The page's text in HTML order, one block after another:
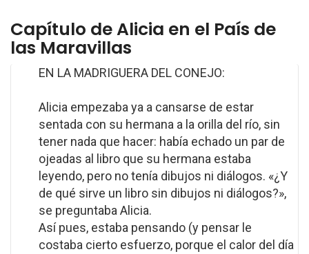
Capítulo de Alicia en el País de
las Maravillas
EN LA MADRIGUERA DEL CONEJO:
Alicia empezaba ya a cansarse de estar
sentada con su hermana a la orilla del río, sin
tener nada que hacer: había echado un par de
ojeadas al libro que su hermana estaba
leyendo, pero no tenía dibujos ni diálogos. «¿Y
de qué sirve un libro sin dibujos ni diálogos?»,
se preguntaba Alicia.
Así pues, estaba pensando (y pensar le
costaba cierto esfuerzo, porque el calor del día